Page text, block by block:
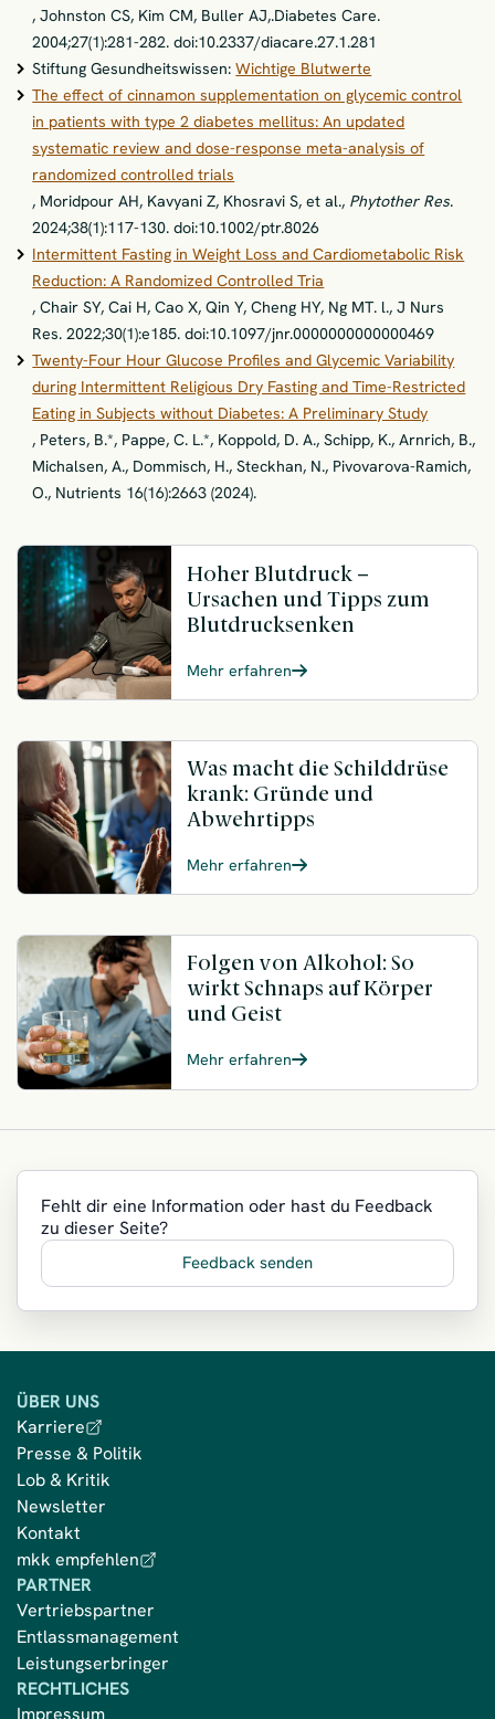
, Johnston CS, Kim CM, Buller AJ,.Diabetes Care.
2004;27(1):281-282. doi:10.2337/diacare.27.1.281
Stiftung Gesundheitswissen:Wichtige Blutwerte
The effect of cinnamon supplementation on glycemic control
in patients with type 2 diabetes mellitus: An updated
systematic review and dose-response meta-analysis of
randomized controlled trials
, Moridpour AH, Kavyani Z, Khosravi S, et al., Phytother Res.
2024;38(1):117-130. doi:10.1002/ptr.8026
Intermittent Fasting in Weight Loss and Cardiometabolic Risk
Reduction: A Randomized Controlled Tria
, Chair SY, Cai H, Cao X, Qin Y, Cheng HY, Ng MT. l., J Nurs
Res. 2022;30(1):e185. doi:10.1097/jnr.0000000000000469
Twenty-Four Hour Glucose Profiles and Glycemic Variability
during Intermittent Religious Dry Fasting and Time-Restricted
Eating in Subjects without Diabetes: A Preliminary Study
, Peters, B.*, Pappe, C. L.*, Koppold, D. A., Schipp, K., Arnrich, B.,
Michalsen, A., Dommisch, H., Steckhan, N., Pivovarova-Ramich,
O., Nutrients 16(16):2663 (2024).
Hoher Blutdruck –
Ursachen und Tipps zum
Blutdrucksenken
Mehr erfahren
Was macht die Schilddrüse
krank: Gründe und
Abwehrtipps
Mehr erfahren
Folgen von Alkohol: So
wirkt Schnaps auf Körper
und Geist
Mehr erfahren
Fehlt dir eine Information oder hast du Feedback
zu dieser Seite?
Feedback senden
ÜBER UNS
Karriere
Presse & Politik
Lob & Kritik
Newsletter
Kontakt
mkk empfehlen
PARTNER
Vertriebspartner
Entlassmanagement
Leistungserbringer
RECHTLICHES